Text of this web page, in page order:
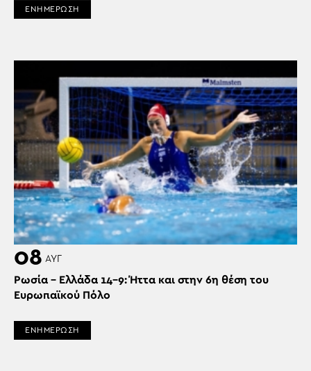
ΕΝΗΜΕΡΩΣΗ
08 ΑΥΓ
Ρωσία – Ελλάδα 14-9: Ήττα και στην 6η θέση του
Ευρωπαϊκού Πόλο
ΕΝΗΜΕΡΩΣΗ